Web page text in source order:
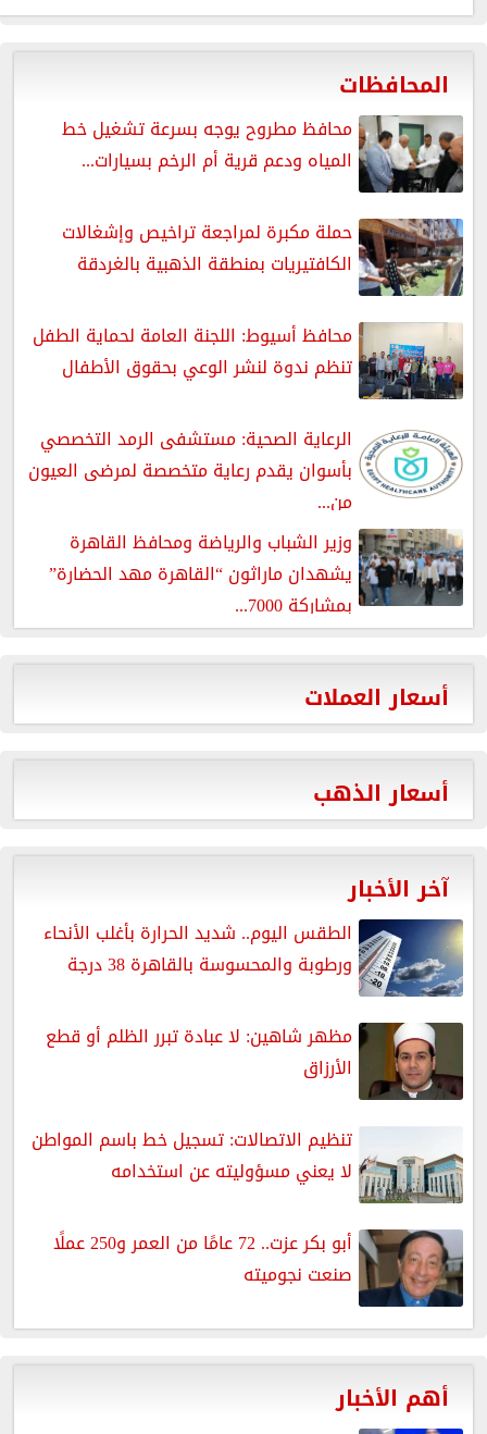
المحافظات
محافظ مطروح يوجه بسرعة تشغيل خط
المياه ودعم قرية أم الرخم بسيارات...
حملة مكبرة لمراجعة تراخيص وإشغالات
الكافتيريات بمنطقة الذهبية بالغردقة
محافظ أسيوط: اللجنة العامة لحماية الطفل
تنظم ندوة لنشر الوعي بحقوق الأطفال
الرعاية الصحية: مستشفى الرمد التخصصي
بأسوان يقدم رعاية متخصصة لمرضى العيون
من...
وزير الشباب والرياضة ومحافظ القاهرة
يشهدان ماراثون “القاهرة مهد الحضارة”
بمشاركة 7000...
أسعار العملات
أسعار الذهب
آخر الأخبار
الطقس اليوم.. شديد الحرارة بأغلب الأنحاء
ورطوبة والمحسوسة بالقاهرة 38 درجة
مظهر شاهين: لا عبادة تبرر الظلم أو قطع
الأرزاق
تنظيم الاتصالات: تسجيل خط باسم المواطن
لا يعني مسؤوليته عن استخدامه
أبو بكر عزت.. 72 عامًا من العمر و250 عملًا
صنعت نجوميته
أهم الأخبار